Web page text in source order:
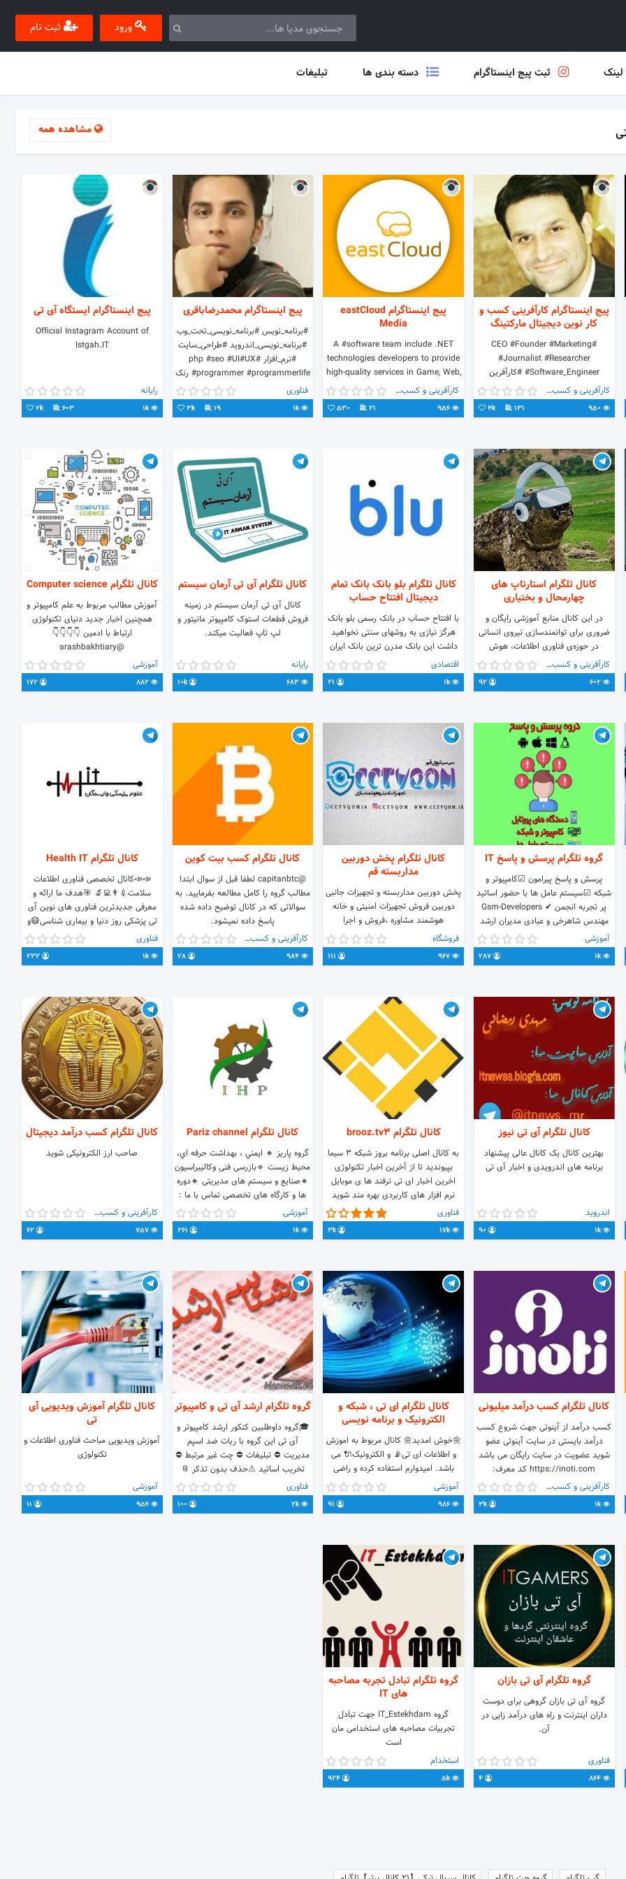
ورود ثبت نام
لینک ثبت پیج اینستاگرام دسته بندی ها تبلیغات
مشاهده همه
پیج اینستاگرام کارآفرینی کسب و
کار نوین دیجیتال مارکتینگ
#CEO #Founder #Marketing
#Journalist #Researcher
#Software_Engineer #کارآفرین
#استارتاپ #کسب_کار_آنلاین
#دیجیتال_مارکتینگ
#مشاور_توسعه_کسب_و_کار
کارآفرینی و کسب و کار
950
131
4k
پیج اینستاگرام eastCloud
Media
A #software team include .NET
technologies developers to provide
high-quality services in Game, Web,
Smart Phone Apps, AI, PC Apps &
etc #development
کارآفرینی و کسب و کار
956
21
530
پیج اینستاگرام محمدرضاباقری
#برنامه_نویس #برنامه_نویسی_تحت_وب
#برنامه_نویسی_اندروید #طراحی_سایت
#نرم_افزار #php #seo #UI#UX
#programmer #programmerlife رنک
یک گوگل 🌏💻 🇮🇷 SEO فناوری
1k
19
3k
پیج اینستاگرام ایستگاه آی تی
Official Instagram Account of
Istgah.IT
رایانه
1k
603
2k
کانال تلگرام استارتاپ های
چهارمحال و بختیاری
در این کانال منابع آموزشی رایگان و
ضروری برای توانمندسازی نیروی انسانی
در حوزه‌ی فناوری اطلاعات، هوش
مصنوعی و بلاکچین قرار داده میشه.
کارآفرینی و کسب و کار
602
92
کانال تلگرام بلو بانک بانک تمام
دیجیتال افتتاح حساب
با افتتاح حساب در بانک رسمی بلو بانک
هرگز نیازی به روشهای سنتی نخواهید
داشت این بانک مدرن ترین بانک ایران
است
اقتصادی
1k
21
کانال تلگرام آی تی آرمان سیستم
کانال آی تی آرمان سیستم در زمینه
فروش قطعات استوک کامپیوتر مانیتور و
لپ تاپ فعالیت میکند.
رایانه
683
10k
کانال تلگرام Computer science
آموزش مطالب مربوط به علم کامپیوتر و
همچنین اخبار جدید دنیای تکنولوژی
ارتباط با ادمین 👇👇👇👇
@arashbakhtiary
آموزشی
882
172
گروه تلگرام پرسش و پاسخ IT
پرسش و پاسخ پیرامون ☑کامپیوتر و
شبکه ☑سیستم عامل ها با حضور اساتید
پر تجربه انجمن ✔ Gsm-Developers
مهندس شاهرخی و عبادی مدیران ارشد
انجمن
https://t.me/joinchat/LyzaIxasFNL956p_KVUMOw
آموزشی
1k
287
کانال تلگرام پخش دوربین
مداربسته قم
پخش دوربین مداربسته و تجهیزات جانبی
دوربین فروش تجهیزات امنیتی و خانه
هوشمند مشاوره ،فروش و اجرا
09364930321 مقدم 09127494514
شاهزاده احمدی cctvqom.ir
فروشگاه
967
111
کانال تلگرام کسب بیت کوین
@capitanbtc لطفا قبل از سوال ابتدا
مطالب گروه را‌ کامل مطالعه بفرمایید. به
سوالاتی که در کانال توضیح داده شده
پاسخ داده نمیشود.
کارآفرینی و کسب و کار
984
28
کانال تلگرام Health IT
📣📣کانال تخصصی فناوری اطلاعات
سلامت💉👨‍💻🔬 🎯هدف ما ارائه و
معرفی جدیدترین فناوری های نوین آی
تی پزشکی روز دنیا و بیماری شناسی😷و
بهبود کیفیت مراکز سلامت و زندگی با بالا
بردن سطح آگاهی شماست‼️
🆔@Health_IT 📌آدرس وب سایت
فناوری
1k
232
کانال تلگرام آی تی نیوز
بهترین کانال یک کانال عالی پیشنهاد
برنامه های اندرویدی و اخبار آی تی
اندروید
1k
90
کانال تلگرام brooz.tv3
به کانال اصلی برنامه بروز شبکه ٣ سیما
بپیوندید تا از آخرین اخبار تکنولوژی
اخرین اخبار ای تی ترفند ها ی موبایل
نرم افزار های کاربردی بهره مند شوید
https://t.me/joinchat/AAAAADwo6pNqbeuyoMdF9A
فناوری
17k
3k
کانال تلگرام Pariz channel
گروه پاریز 🔸 ايمني ، بهداشت حرفه اي،
محيط زيست 🔹بازرسی فنی وکالیبراسیون
🔸صنایع و سیستم های مدیریتی 🔸دوره
ها و کارگاه های تخصصی تماس با ما :
@sha_al 09188857912
آموزشی
1k
کانال تلگرام کسب درآمد دیجیتال
صاحب ارز الکترونیکی شوید
کارآفرینی و کسب و کار
757
62
کانال تلگرام کسب درآمد میلیونی
کسب درآمد از آینوتی جهت شروع کسب
درآمد بایستی در سایت آینوتی عضو
شوید عضویت در سایت رایگان می باشد
https://inoti.com کد معرف:
1249834562 ادمین @inotiiiservice
کارآفرینی و کسب و کار
1k
3k
کانال تلگرام ای تی ، شبکه و
الکترونیک و برنامه نویسی
🌼خوش امدید🌼 کانال مربوط به اموزش
و اطلاعات ای تی📡 و الکترونیک🔌 می
باشد. امیدوارم استفاده کرده و راضی
باشید
آموزشی
986
91
گروه تلگرام ارشد آی تی و کامپیوتر
🎓گروه داوطلبین کنکور ارشد کامپیوتر و
آی تی این گروه با ربات ضد اسپم
مدیریت ⛔️ تبلیغات ⛔️ چت غیر مرتبط ⛔
تخریب اساتید ⚠حذف بدون تذکر 📎
لینک گروه:
https://t.me/joinchat/H0mp7UY4dHtXCmK5yUo8mQ
فناوری
2k
100
کانال تلگرام آموزش ویدیویی آی
تی
آموزش ویدیویی مباحث فناوری اطلاعات و
تکنولوژی
آموزشی
956
گروه تلگرام آی تی بازان
گروه آی تی بازان گروهی برای دوست
داران اینترنت و راه های درآمد زایی در
آن.
فناوری
864
4
گروه تلگرام تبادل تجربه مصاحبه
های IT
گروه IT_Estekhdam جهت تبادل
تجربیات مصاحبه های استخدامی مان
است
استخدام
5k
924